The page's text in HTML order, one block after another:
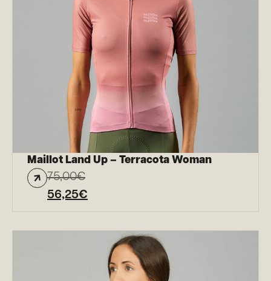
Maillot Land Up – Terracota Woman
75,00€
56,25€